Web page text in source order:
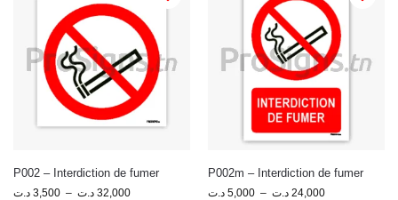
P002 – Interdiction de fumer
3,500 د.ت – 32,000 د.ت
P002m – Interdiction de fumer
5,000 د.ت – 24,000 د.ت